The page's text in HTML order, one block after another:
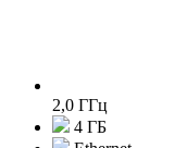
2,0 ГГц
4 ГБ